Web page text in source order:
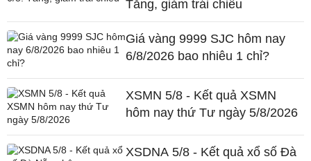
Tăng, giảm trái chiều
Giá vàng 9999 SJC hôm nay
6/8/2026 bao nhiêu 1 chỉ?
XSMN 5/8 - Kết quả XSMN
hôm nay thứ Tư ngày 5/8/2026
XSDNA 5/8 - Kết quả xổ số Đà